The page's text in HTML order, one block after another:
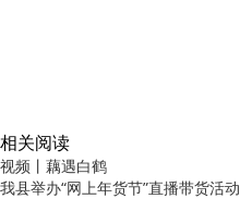
相关阅读
视频丨藕遇白鹤
我县举办“网上年货节”直播带货活动